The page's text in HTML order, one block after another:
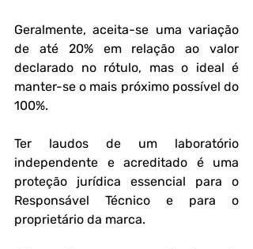
Geralmente, aceita-se uma variação
de até 20% em relação ao valor
declarado no rótulo, mas o ideal é
manter-se o mais próximo possível do
100%.
Ter laudos de um laboratório
independente e acreditado é uma
proteção jurídica essencial para o
Responsável Técnico e para o
proprietário da marca.